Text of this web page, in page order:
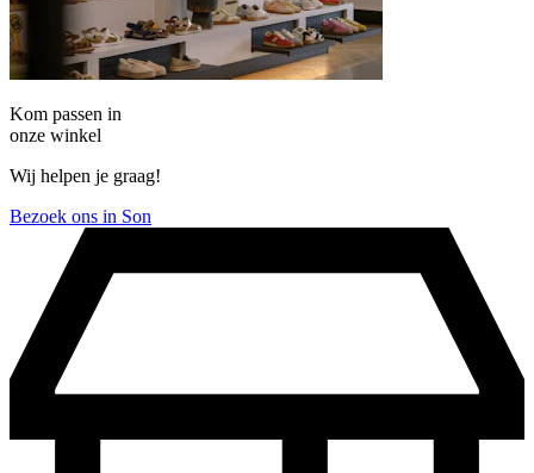
Kom passen in
onze winkel
Wij helpen je graag!
Bezoek ons in Son